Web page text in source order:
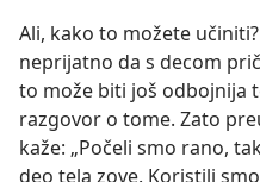
Ali, kako to možete
neprijatno da s decom
to može biti još odbojnija
razgovor o tome. Zato
kaže: „Počeli smo rano,
deo tela zove. Koristili